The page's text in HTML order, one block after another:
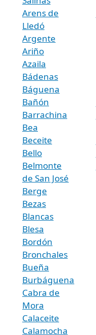
Arens de
Lledó
Argente
Ariño
Azaila
Bádenas
Báguena
Bañón
Barrachina
Bea
Beceite
Bello
Belmonte
de San José
Berge
Bezas
Blancas
Blesa
Bordón
Bronchales
Bueña
Burbáguena
Cabra de
Mora
Calaceite
Calamocha